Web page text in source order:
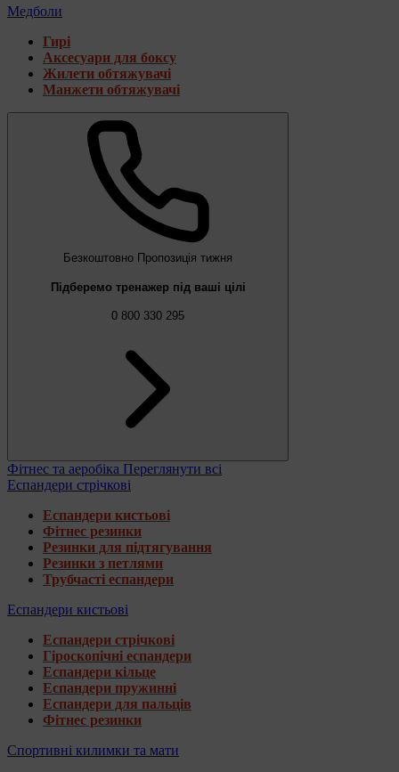
Медболи
Гирі
Аксесуари для боксу
Жилети обтяжувачі
Манжети обтяжувачі
Безкоштовно Пропозиція тижня
Підберемо тренажер під ваші цілі
0 800 330 295
Фітнес та аеробіка Переглянути всі
Еспандери стрічкові
Еспандери кистьові
Фітнес резинки
Резинки для підтягування
Резинки з петлями
Трубчасті еспандери
Еспандери кистьові
Еспандери стрічкові
Гіроскопічні еспандери
Еспандери кільце
Еспандери пружинні
Еспандери для пальців
Фітнес резинки
Спортивні килимки та мати